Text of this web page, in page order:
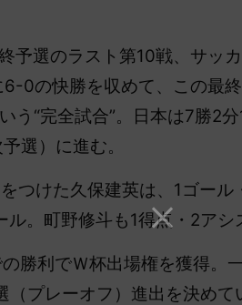
予選のラスト第10戦、サッ
0の快勝を収めて、この最
う“完全試合”。日本は7勝2
選）に進む。
つけた久保建英は、1ゴール
。町野修斗も1得点・2アシ
勝利でＷ杯出場権を獲得。
プレーオフ）進出を決めて